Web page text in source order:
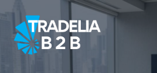
contenu